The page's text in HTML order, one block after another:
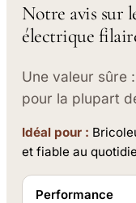
Notre avis sur
électrique
Une valeur sûre
pour la plupart
Idéal pour :
et fiable au
Performance